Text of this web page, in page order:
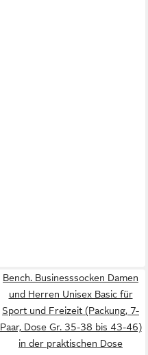
Bench. Businesssocken Damen
und Herren Unisex Basic für
Sport und Freizeit (Packung, 7-
Paar, Dose Gr. 35-38 bis 43-46)
in der praktischen Dose